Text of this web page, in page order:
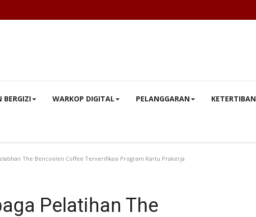
BERGIZI WARKOP DIGITAL PELANGGARAN KETERTIBAN
The Bencoolen Coffee Terverifikasi Program Kartu Prakerja
Pelatihan The